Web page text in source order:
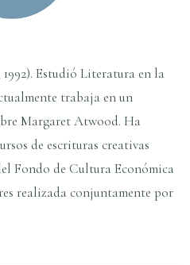
Estudió Literatura en la
trabaja en un
Margaret Atwood. Ha
de escrituras creativas
Fondo de Cultura Económica
realizada conjuntamente por